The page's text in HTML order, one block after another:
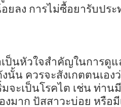
ลง การไม่ซื้อยารับประ
ป็นหัวใจสำคัญในการดู
นั้น ควรจะสังเกตตนเอง
จะเป็นโรคไต เช่น ท่าน
งมาก ปัสสาวะบ่อย หรือ